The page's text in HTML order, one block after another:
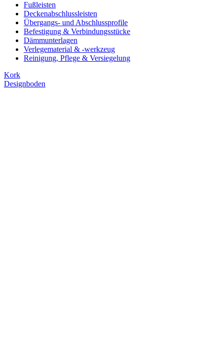
Fußleisten
Deckenabschlussleisten
Übergangs- und Abschlussprofile
Befestigung & Verbindungsstücke
Dämmunterlagen
Verlegematerial & -werkzeug
Reinigung, Pflege & Versiegelung
Kork
Designboden